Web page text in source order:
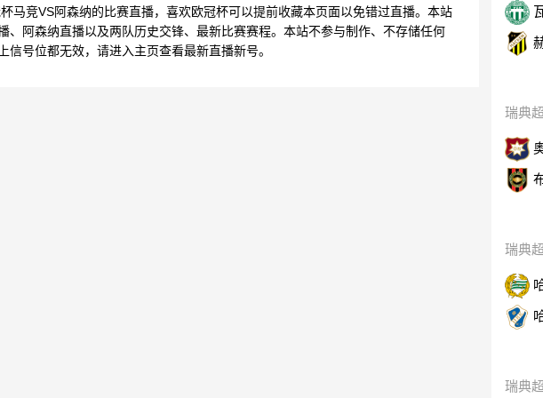
马竞VS阿森纳的比赛直播，喜欢欧冠杯可以提前收藏本页面以免错过直播。本站
、阿森纳直播以及两队历史交锋、最新比赛赛程。本站不参与制作、不存储任何
号位都无效，请进入主页查看最新直播新号。
瑞典超
瑞典超
瑞典超